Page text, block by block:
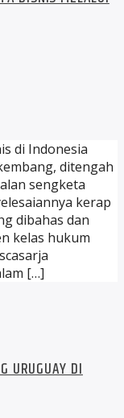
di Indonesia
ditengah
sengketa
kerap
dibahas dan
kelas hukum
[…]
URUGUAY DI